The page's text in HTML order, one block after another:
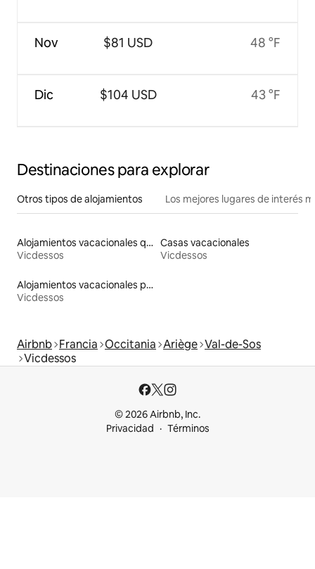
Nov
Dic
$81 USD
$104 USD
48 °F
43 °F
Destinaciones para explorar
Otros tipos de alojamientos Los mejores lugares de interés
Alojamientos vacacionales que admiten mascotas
Vicdessos
Casas vacacionales
Vicdessos
Alojamientos vacacionales para familias
Vicdessos
Airbnb Francia Occitania Ariège Val-de-Sos
Vicdessos
© 2026 Airbnb, Inc.
Privacidad
Términos